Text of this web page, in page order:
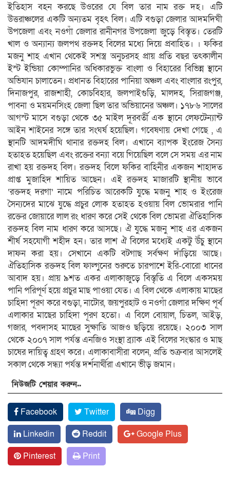
ইতিহাস বহন করছে উওরের যে বিল তার নাম রক্ত দহ। এটি
উত্তরাঞ্চলের একটি অন্যতম বৃহৎ বিল। এটি বগুড়া জেলার আদমদিঘী
উপজেলা এবং নওগাঁ জেলার রানীনগর উপজেলা জুড়ে বিস্তৃত। তেরটি
খাল ও অন্যান্য জলপথ রক্তদহ বিলের মধ্যে দিয়ে প্রবাহিত। । ফকির
মজনু শাহ এখান থেকেই সশস্ত্র অনুচরসহ প্রায় প্রতি বছর তৎকালীন
ইস্ট ইন্ডিয়া কোম্পানির অধিকারভুক্ত বাংলা ও বিহারের বিভিন্ন স্থানে
অভিযান চালাতেন। প্রধানত বিহারের পানিয়া অঞ্চল এবং বাংলার রংপুর,
দিনাজপুর, রাজশাহী, কোচবিহার, জলপাইগুড়ি, মালদহ, সিরাজগঞ্জ,
পাবনা ও ময়মনসিংহ জেলা ছিল তার অভিয়ানের অঞ্চল। ১৭৮৬ সালের
আগস্ট মাসে বগুড়া থেকে ৩৫ মাইল দূরবর্তী এক স্থানে লেফটেন্যান্ট
আইন শাইনের সঙ্গে তার সংঘর্ষ হয়েছিল। গবেষণায় দেখা গেছে , এ
স্থানটি আদমদীঘি থানার রক্তদহ বিল। এখানে ব্যাপক ইংরেজ সৈন্য
হতাহত হয়েছিল এবং রক্তের বন্যা বয়ে গিয়েছিল বলে সে সময় এর নাম
রাখা হয় রক্তদহ বিল। রক্তদহ বিলে ফকির বাহিনীর একজন শাহাদত
প্রাপ্ত মুজাহিদ শায়িত আছেন। এই রক্তদহ মাজারটি স্থানীয় ভাবে
‘রক্তদহ দরগা’ নামে পরিচিত আরেকটি যুদ্ধে মজনু শাহ ও ইংরেজ
সৈন্যদের মাঝে যুদ্ধে প্রচুর লোক হতাহত হওয়ায় বিল ভোমরার পানি
রক্তের জোয়ারে লাল রং ধারণ করে সেই থেকে বিল ভোমরা ঐতিহাসিক
রক্তদহ বিল নাম ধারণ করে আসছে। ঐ যুদ্ধে মজনু শাহ এর একজন
শীর্ষ সহযোগী শহীদ হন। তার লাশ ঐ বিলের মধ্যেই একটু উঁচু স্থানে
দাফন করা হয়। সেখানে একটি বটগাছ সর্বক্ষণ দাঁড়িয়ে আছে।
ঐতিহাসিক রক্তদহ বিল ফাল্গুনের শুরুতে চারপাশে ইরি-বোরো ধানের
আবাদ হয়। প্রায় ৯শত একর এলাকাজুড়ে বিস্তৃতি এ বিলে একসময়
পানি পরিপূর্ণ হয়ে প্রচুর মাছ পাওয়া যেত। এ বিল থেকে এলাকায় মাছের
চাহিদা পূরণ করে বগুড়া, নাটোর, জয়পুরহাট ও নওগাঁ জেলার দক্ষিণ পূর্ব
এলাকার মাছের চাহিদা পূরণ হতো। এ বিলে বোয়াল, চিতল, আইড়,
গজার, পবদাসহ মাছের সুক্ষাতি আজও ছড়িয়ে রয়েছে। ২০০৩ সাল
থেকে ২০০৭ সাল পর্যন্ত এনজিও সংস্থা ব্র্যাক এই বিলের সংস্কার ও মাছ
চাষের দায়িত্ব গ্রহণ করে। এলাকাবাসীরা বলেন, প্রতি শুক্রবার আসলেই
সকাল থেকে সন্ধ্যা পর্যন্ত দর্শনার্থীরা এখানে ভীড় জমান।
নিউজটি শেয়ার করুন..
Facebook Twitter
Digg
Linkedin
Reddit
Google Plus
Pinterest
Print